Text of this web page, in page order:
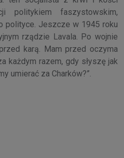
politykiem faszystowskim,
polityce. Jeszcze w 1945 roku
rządzie Lavala. Po wojnie
karą. Mam przed oczyma
każdym razem, gdy słyszę jak
umierać za Charków?”.